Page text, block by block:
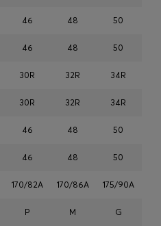
46 48 50
46 48 50
30R 32R 34R
30R 32R 34R
46 48 50
46 48 50
170/82A 170/86A 175/90A
P M G